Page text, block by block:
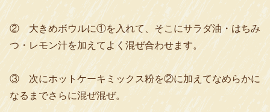
② 大きめボウルに①を入れて、そこにサラダ油・はちみ
つ・レモン汁を加えてよく混ぜ合わせます。
③ 次にホットケーキミックス粉を②に加えてなめらかに
なるまでさらに混ぜ混ぜ。